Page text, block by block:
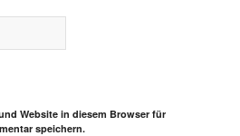
Website in diesem Browser für
speichern.